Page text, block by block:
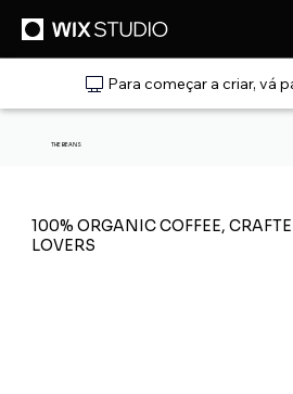
Para começar a criar, vá